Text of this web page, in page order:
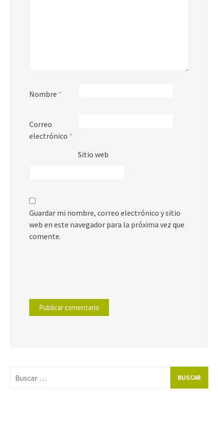
Nombre *
Correo
electrónico *
Sitio web
Guardar mi nombre, correo electrónico y sitio
web en este navegador para la próxima vez que
comente.
por: